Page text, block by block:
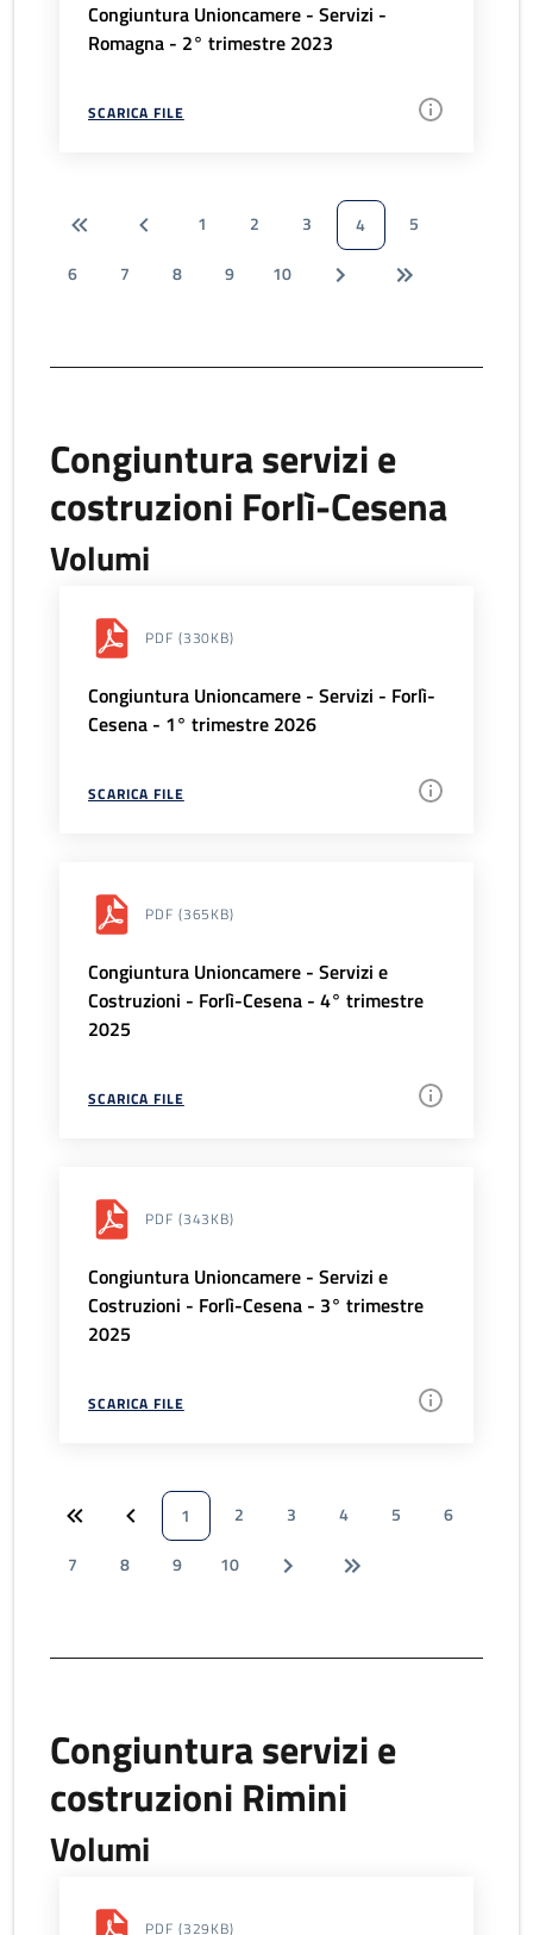
Congiuntura Unioncamere - Servizi -
Romagna - 2° trimestre 2023
SCARICA FILE
1 2 3 4
5
6
7 8 9 10
Congiuntura servizi e
costruzioni Forlì-Cesena
Volumi
PDF (330KB)
Congiuntura Unioncamere - Servizi - Forlì-
Cesena - 1° trimestre 2026
SCARICA FILE
PDF (365KB)
Congiuntura Unioncamere - Servizi e
Costruzioni - Forlì-Cesena - 4° trimestre
2025
SCARICA FILE
PDF (343KB)
Congiuntura Unioncamere - Servizi e
Costruzioni - Forlì-Cesena - 3° trimestre
2025
SCARICA FILE
1 2 3 4 5
6
7
8 9 10
Congiuntura servizi e
costruzioni Rimini
Volumi
PDF (329KB)